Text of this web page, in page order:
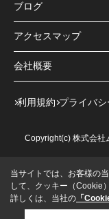
ブログ
アクセスマップ
会社概要
利用規約 プライバ
Copyright(c) 株式会社
当サイトでは、お客様の
して、クッキー（Cookie
詳しくは、当社の 「